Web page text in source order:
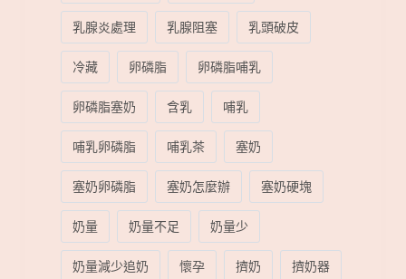
乳腺炎處理
乳腺阻塞
乳頭破皮
冷藏
卵磷脂
卵磷脂哺乳
卵磷脂塞奶
含乳
哺乳
哺乳卵磷脂
哺乳茶
塞奶
塞奶卵磷脂
塞奶怎麼辦
塞奶硬塊
奶量
奶量不足
奶量少
奶量減少追奶
懷孕 擠奶
擠奶器